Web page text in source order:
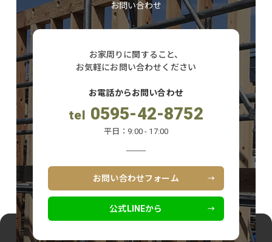
お問い合わせ
お家周りに関すること、
お気軽にお問い合わせください
お電話からお問い合わせ
tel 0595-42-8752
平日：9:00 - 17:00
お問い合わせフォーム
公式LINEから